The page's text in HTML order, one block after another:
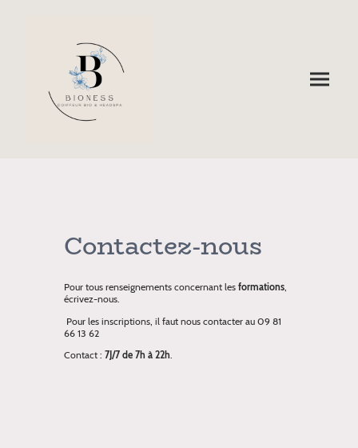
Contactez-nous
Pour tous renseignements concernant les formations,
écrivez-nous.
Pour les inscriptions, il faut nous contacter au 09 81
66 13 62
Contact : 7J/7 de 7h à 22h